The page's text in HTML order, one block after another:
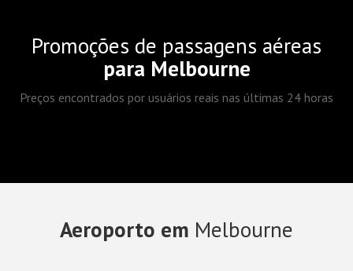
Promoções de passagens aéreas
para Melbourne
Preços encontrados por usuários reais nas últimas 24 horas
Aeroporto em Melbourne